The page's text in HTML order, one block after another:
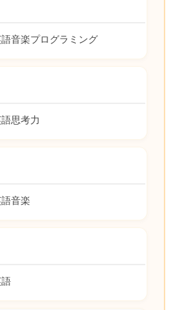
音楽プログラミング
思考力
音楽